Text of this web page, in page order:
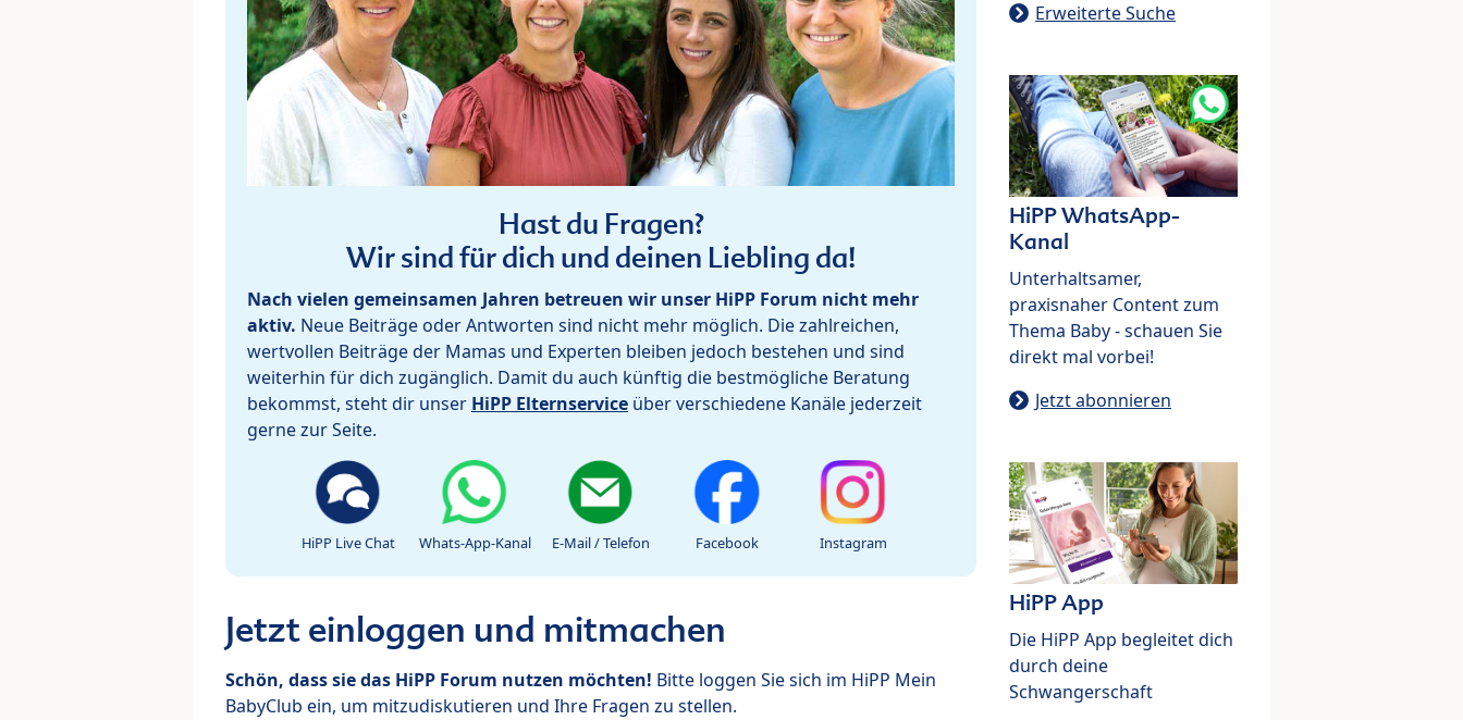
Hast du Fragen?
Wir sind für dich und deinen Liebling da!
Nach vielen gemeinsamen Jahren betreuen wir unser HiPP Forum nicht mehr
aktiv. Neue Beiträge oder Antworten sind nicht mehr möglich. Die zahlreichen,
wertvollen Beiträge der Mamas und Experten bleiben jedoch bestehen und sind
weiterhin für dich zugänglich. Damit du auch künftig die bestmögliche Beratung
bekommst, steht dir unser HiPP Elternservice über verschiedene Kanäle jederzeit
gerne zur Seite.
HiPP Live Chat Whats-App-Kanal E-Mail / Telefon Facebook Instagram
Jetzt einloggen und mitmachen
Schön, dass sie das HiPP Forum nutzen möchten! Bitte loggen Sie sich im HiPP Mein
BabyClub ein, um mitzudiskutieren und Ihre Fragen zu stellen.
Erweiterte Suche
HiPP WhatsApp-
Kanal
Unterhaltsamer,
praxisnaher Content zum
Thema Baby - schauen Sie
direkt mal vorbei!
Jetzt abonnieren
HiPP App
Die HiPP App begleitet dich
durch deine
Schwangerschaft